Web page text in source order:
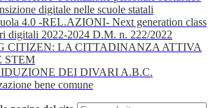
digitale nelle scuole statali
4.0 -REL.AZIONI- Next generation class
digitali 2022-2024 D.M. n. 222/2022
CITIZEN: LA CITTADINANZA ATTIVA
STEM
DEI DIVARI A.B.C.
bene comune